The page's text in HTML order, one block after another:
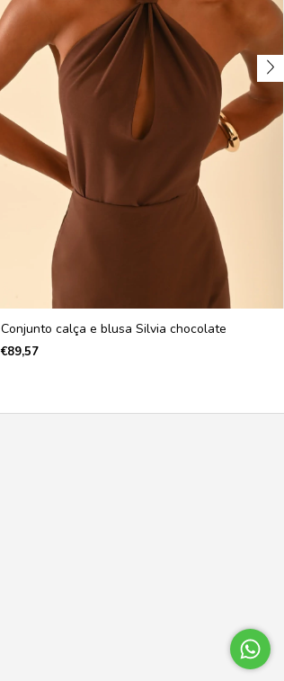
Conjunto calça e blusa Silvia chocolate
€89,57